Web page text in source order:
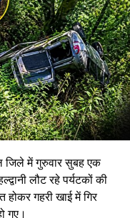
जिले में गुरुवार सुबह एक
लौट रहे पर्यटकों की
गहरी खाई में गिर
गए।